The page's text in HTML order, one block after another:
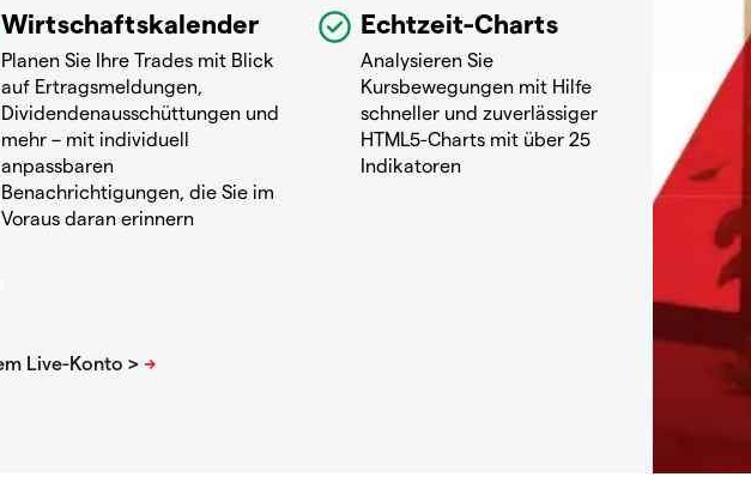
Wirtschaftskalender
Planen Sie Ihre Trades mit Blick
auf Ertragsmeldungen,
Dividendenausschüttungen und
mehr – mit individuell
anpassbaren
Benachrichtigungen, die Sie im
Voraus daran erinnern
Echtzeit-Charts
Analysieren Sie
Kursbewegungen mit Hilfe
schneller und zuverlässiger
HTML5-Charts mit über 25
Indikatoren